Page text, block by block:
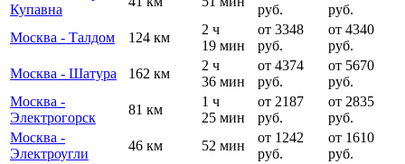
Купавна
руб.
руб.
Москва - Талдом
124 км
2 ч
19 мин
от 3348
руб.
от 4340
руб.
Москва - Шатура
162 км
2 ч
36 мин
от 4374
руб.
от 5670
руб.
Москва -
Электрогорск
81 км
1 ч
25 мин
от 2187
руб.
от 2835
руб.
Москва -
Электроугли
46 км 52 мин
от 1242
руб.
от 1610
руб.